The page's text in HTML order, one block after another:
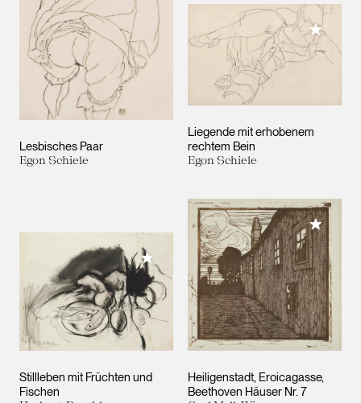
Lesbisches Paar
Egon Schiele
Liegende mit erhobenem
rechtem Bein
Egon Schiele
Meiner
Stillleben mit Früchten und
Fischen
Meiner Sammlung hinzufügen
Heiligenstadt, Eroicagasse,
Beethoven Häuser Nr. 7
Meiner